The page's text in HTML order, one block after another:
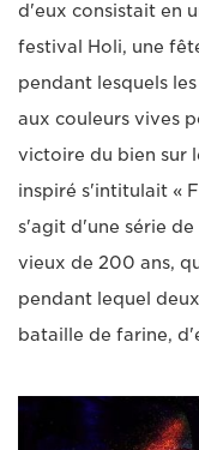
d'eux consistait en
festival Holi, une
pendant lesquels
aux couleurs vives
victoire du bien sur
inspiré s'intitulait «
s'agit d'une série
vieux de 200 ans,
pendant lequel
bataille de farine,